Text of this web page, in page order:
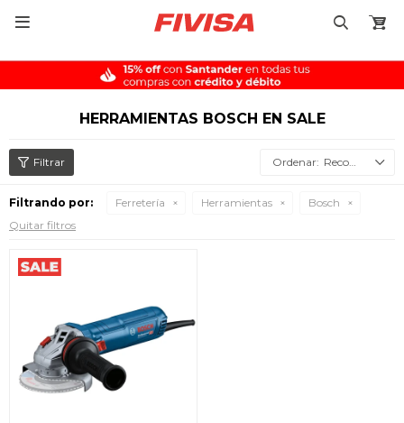

HERRAMIENTAS BOSCH EN SALE
Recomendados
Filtrando por: Ferretería Herramientas
Bosch
Quitar filtros